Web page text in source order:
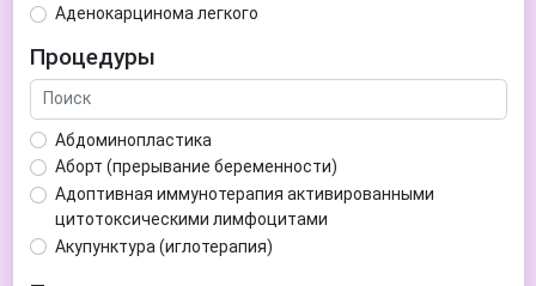
Аденокарцинома легкого
Аденома гипофиза
Аденома простаты
Аденома щитовидной железы
Аденомиоз
Адентия
Азооспермия
Акне (угри)
Алкоголизм
Процедуры
Абдоминопластика
Аборт (прерывание беременности)
Адоптивная иммунотерапия активированными
цитотоксическими лимфоцитами
Акупунктура (иглотерапия)